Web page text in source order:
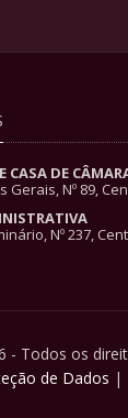
CASA DE
Gerais, Nº 89,
Nº 237,
- Todos os
de Dados |